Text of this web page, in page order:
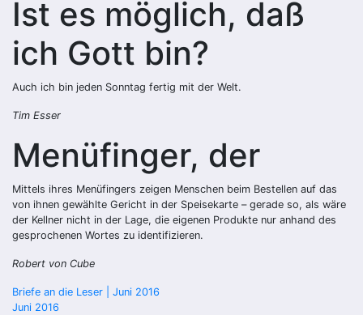
Ist es möglich, daß
ich Gott bin?
Auch ich bin jeden Sonntag fertig mit der Welt.
Tim Esser
Menüfinger, der
Mittels ihres Menüfingers zeigen Menschen beim Bestellen auf das
von ihnen gewählte Gericht in der Speisekarte – gerade so, als wäre
der Kellner nicht in der Lage, die eigenen Produkte nur anhand des
gesprochenen Wortes zu identifizieren.
Robert von Cube
Beitragsnavigation
Briefe an die Leser | Juni 2016
Juni 2016